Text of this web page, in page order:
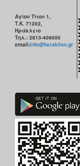
Αγίου Τίτου 1,
Τ.Κ. 71202,
Ηράκλειο
Τηλ.: 2813-409000
email:info@heraklion.gr